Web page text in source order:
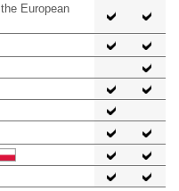
European